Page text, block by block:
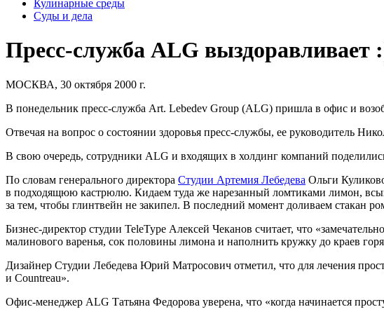
Кулинарные среды
Суды и дела
Пресс-служба ALG выздоравливает
МОСКВА, 30 октября 2000 г.
В понедельник пресс-служба Art. Lebedev Group (ALG) пришла в офис и
Отвечая на вопрос о состоянии здоровья пресс-службы, ее руководитель
В свою очередь, сотрудники ALG и входящих в холдинг компаний
По словам генерального директора Студии Артемия Лебедева Ольги
в подходящюю кастрюлю. Кидаем туда же нарезанный ломтиками лимон,
за тем, чтобы глинтвейн не закипел. В последний момент доливаем стакан
Бизнес-директор студии TeleType Алексей Чеканов считает, что
малинового варенья, сок половины лимона и наполнить кружку до краев
Дизайнер Студии Лебедева Юрий Матросович отметил, что для лечения
и Countreau».
Офис-менеджер ALG Татьяна Федорова уверена, что «когда начинается